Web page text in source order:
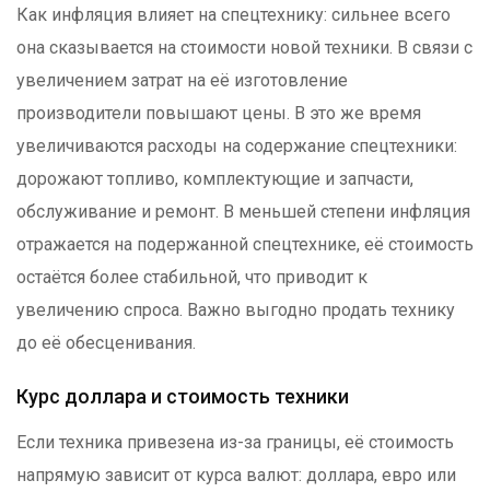
Как инфляция влияет на спецтехнику: сильнее всего
она сказывается на стоимости новой техники. В связи с
увеличением затрат на её изготовление
производители повышают цены. В это же время
увеличиваются расходы на содержание спецтехники:
дорожают топливо, комплектующие и запчасти,
обслуживание и ремонт. В меньшей степени инфляция
отражается на подержанной спецтехнике, её стоимость
остаётся более стабильной, что приводит к
увеличению спроса. Важно выгодно продать технику
до её обесценивания.
Курс доллара и стоимость техники
Если техника привезена из-за границы, её стоимость
напрямую зависит от курса валют: доллара, евро или